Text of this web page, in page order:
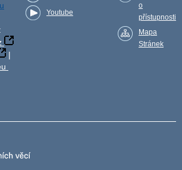
|
Youtube
o
přístupnosti
Mapa
Stránek